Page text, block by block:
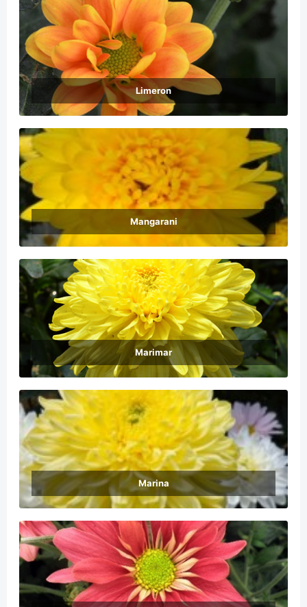
Limeron
Mangarani
Marimar
Marina